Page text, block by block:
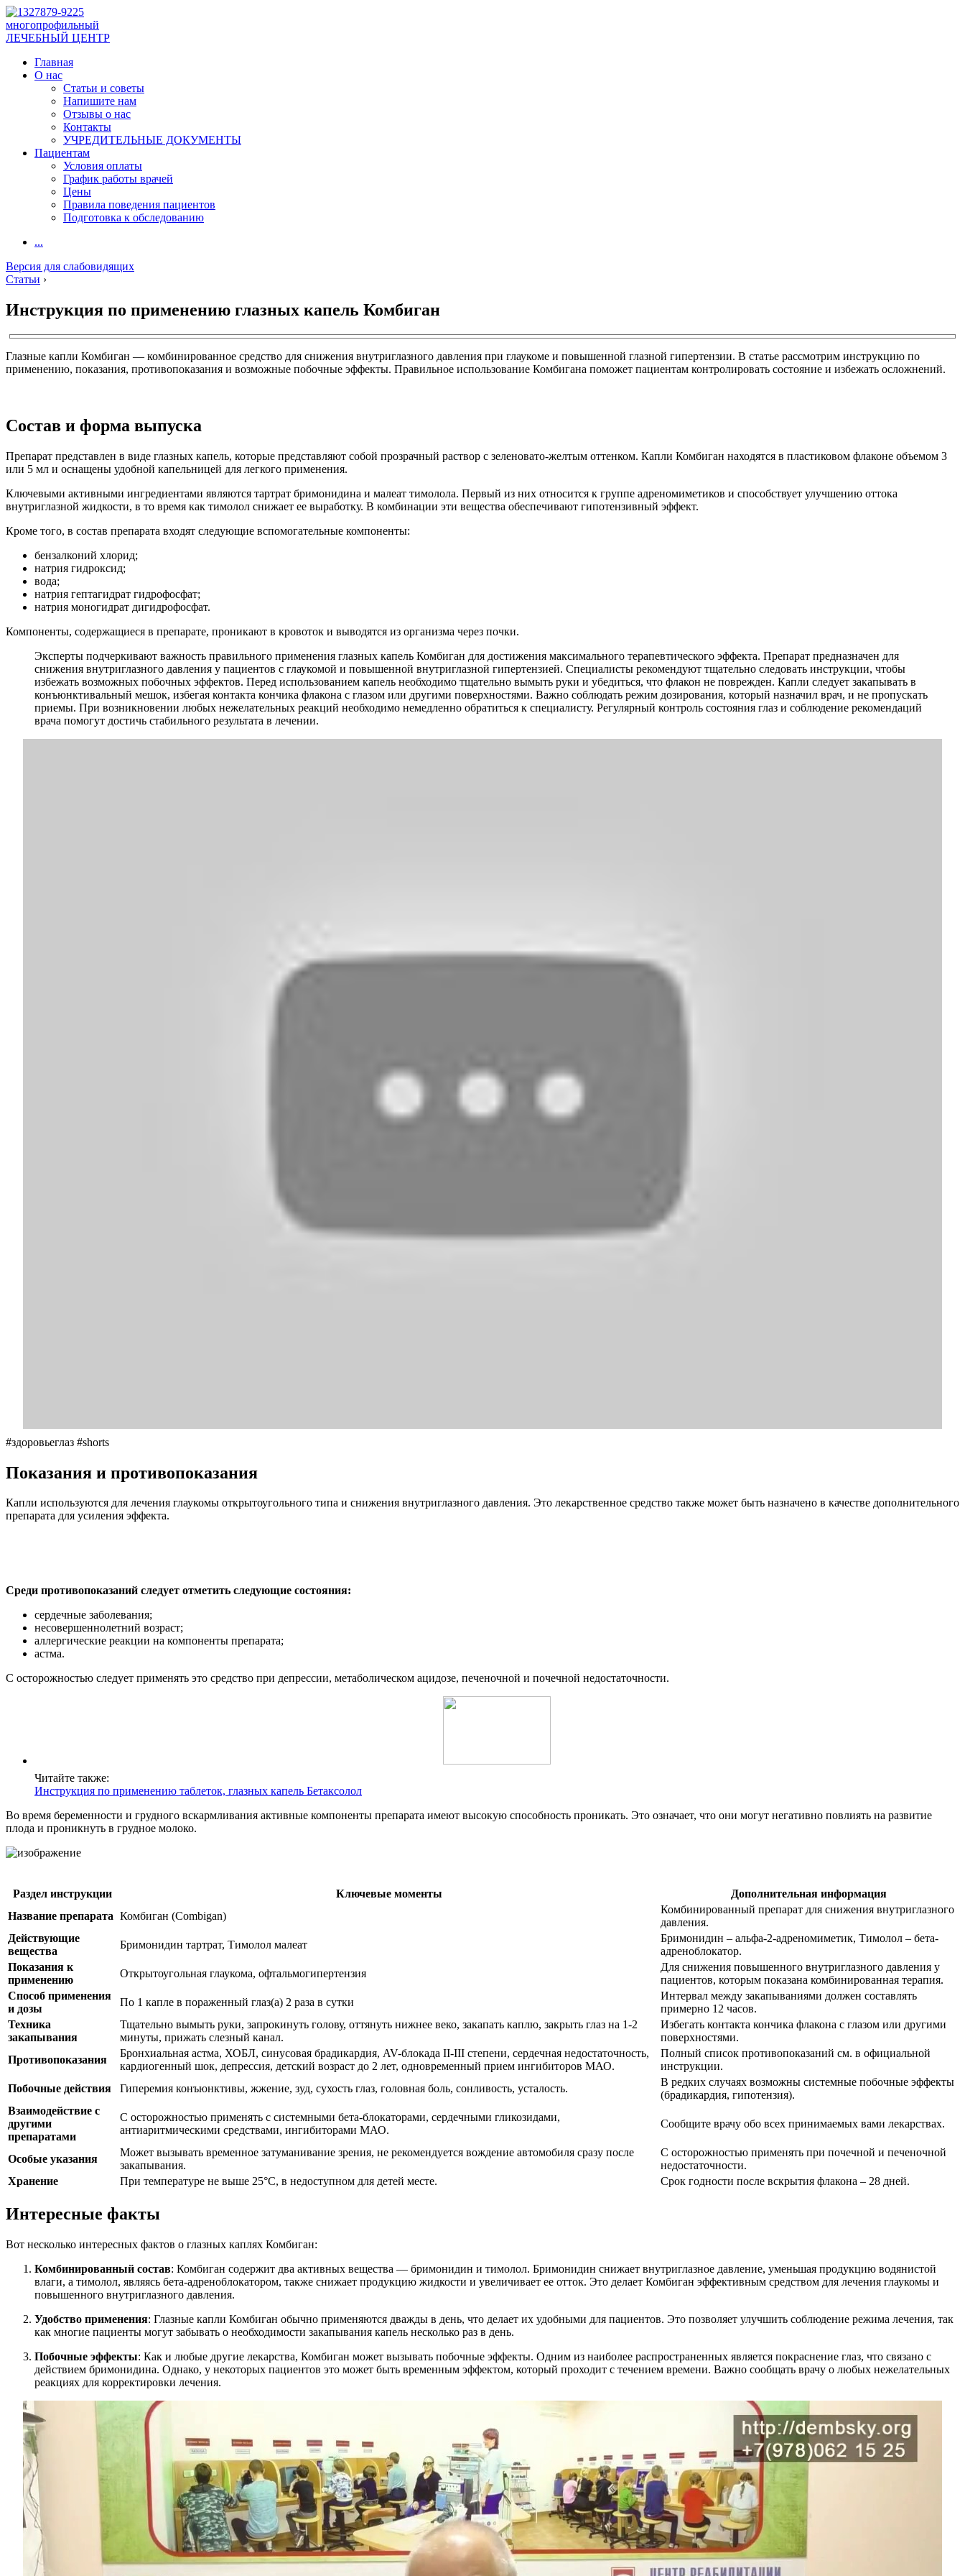
многопрофильный
ЛЕЧЕБНЫЙ ЦЕНТР
Главная
О нас
Статьи и советы
Напишите нам
Отзывы о нас
Контакты
УЧРЕДИТЕЛЬНЫЕ ДОКУМЕНТЫ
Пациентам
Условия оплаты
График работы врачей
Цены
Правила поведения пациентов
Подготовка к обследованию
...
Версия для слабовидящих
Статьи ›
Инструкция по применению глазных капель Комбиган
Глазные капли Комбиган — комбинированное средство для снижения внутриглазного давления при глаукоме и повышенной глазной гипертензии. В статье рассмотрим инструкцию по
применению, показания, противопоказания и возможные побочные эффекты. Правильное использование Комбигана поможет пациентам контролировать состояние и избежать осложнений.
Состав и форма выпуска
Препарат представлен в виде глазных капель, которые представляют собой прозрачный раствор с зеленовато-желтым оттенком. Капли Комбиган находятся в пластиковом флаконе объемом 3
или 5 мл и оснащены удобной капельницей для легкого применения.
Ключевыми активными ингредиентами являются тартрат бримонидина и малеат тимолола. Первый из них относится к группе адреномиметиков и способствует улучшению оттока
внутриглазной жидкости, в то время как тимолол снижает ее выработку. В комбинации эти вещества обеспечивают гипотензивный эффект.
Кроме того, в состав препарата входят следующие вспомогательные компоненты:
бензалконий хлорид;
натрия гидроксид;
вода;
натрия гептагидрат гидрофосфат;
натрия моногидрат дигидрофосфат.
Компоненты, содержащиеся в препарате, проникают в кровоток и выводятся из организма через почки.
Эксперты подчеркивают важность правильного применения глазных капель Комбиган для достижения максимального терапевтического эффекта. Препарат предназначен для
снижения внутриглазного давления у пациентов с глаукомой и повышенной внутриглазной гипертензией. Специалисты рекомендуют тщательно следовать инструкции, чтобы
избежать возможных побочных эффектов. Перед использованием капель необходимо тщательно вымыть руки и убедиться, что флакон не поврежден. Капли следует закапывать в
конъюнктивальный мешок, избегая контакта кончика флакона с глазом или другими поверхностями. Важно соблюдать режим дозирования, который назначил врач, и не пропускать
приемы. При возникновении любых нежелательных реакций необходимо немедленно обратиться к специалисту. Регулярный контроль состояния глаз и соблюдение рекомендаций
врача помогут достичь стабильного результата в лечении.
#здоровьеглаз #shorts
Показания и противопоказания
Капли используются для лечения глаукомы открытоугольного типа и снижения внутриглазного давления. Это лекарственное средство также может быть назначено в качестве дополнительного
препарата для усиления эффекта.
Среди противопоказаний следует отметить следующие состояния:
сердечные заболевания;
несовершеннолетний возраст;
аллергические реакции на компоненты препарата;
астма.
С осторожностью следует применять это средство при депрессии, метаболическом ацидозе, печеночной и почечной недостаточности.
Читайте также:
Инструкция по применению таблеток, глазных капель Бетаксолол
Во время беременности и грудного вскармливания активные компоненты препарата имеют высокую способность проникать. Это означает, что они могут негативно повлиять на развитие
плода и проникнуть в грудное молоко.
Раздел инструкции Ключевые моменты
Дополнительная информация
Название препарата Комбиган (Combigan)
Комбинированный препарат для снижения внутриглазного
давления.
Действующие
вещества
Бримонидин тартрат, Тимолол малеат
Бримонидин – альфа-2-адреномиметик, Тимолол – бета-
адреноблокатор.
Показания к
применению
Открытоугольная глаукома, офтальмогипертензия
Для снижения повышенного внутриглазного давления у
пациентов, которым показана комбинированная терапия.
Способ применения
и дозы
По 1 капле в пораженный глаз(а) 2 раза в сутки
Интервал между закапываниями должен составлять
примерно 12 часов.
Техника
закапывания
Тщательно вымыть руки, запрокинуть голову, оттянуть нижнее веко, закапать каплю, закрыть глаз на 1-2
минуты, прижать слезный канал.
Избегать контакта кончика флакона с глазом или другими
поверхностями.
Противопоказания
Бронхиальная астма, ХОБЛ, синусовая брадикардия, AV-блокада II-III степени, сердечная недостаточность,
кардиогенный шок, депрессия, детский возраст до 2 лет, одновременный прием ингибиторов МАО.
Полный список противопоказаний см. в официальной
инструкции.
Побочные действия
Гиперемия конъюнктивы, жжение, зуд, сухость глаз, головная боль, сонливость, усталость.
В редких случаях возможны системные побочные эффекты
(брадикардия, гипотензия).
Взаимодействие с
другими
препаратами
С осторожностью применять с системными бета-блокаторами, сердечными гликозидами,
антиаритмическими средствами, ингибиторами МАО.
Сообщите врачу обо всех принимаемых вами лекарствах.
Особые указания
Может вызывать временное затуманивание зрения, не рекомендуется вождение автомобиля сразу после
закапывания.
С осторожностью применять при почечной и печеночной
недостаточности.
Хранение
При температуре не выше 25°C, в недоступном для детей месте. Срок годности после вскрытия флакона – 28 дней.
Интересные факты
Вот несколько интересных фактов о глазных каплях Комбиган:
Комбинированный состав: Комбиган содержит два активных вещества — бримонидин и тимолол. Бримонидин снижает внутриглазное давление, уменьшая продукцию водянистой
влаги, а тимолол, являясь бета-адреноблокатором, также снижает продукцию жидкости и увеличивает ее отток. Это делает Комбиган эффективным средством для лечения глаукомы и
повышенного внутриглазного давления.
Удобство применения: Глазные капли Комбиган обычно применяются дважды в день, что делает их удобными для пациентов. Это позволяет улучшить соблюдение режима лечения, так
как многие пациенты могут забывать о необходимости закапывания капель несколько раз в день.
Побочные эффекты: Как и любые другие лекарства, Комбиган может вызывать побочные эффекты. Одним из наиболее распространенных является покраснение глаз, что связано с
действием бримонидина. Однако, у некоторых пациентов это может быть временным эффектом, который проходит с течением времени. Важно сообщать врачу о любых нежелательных
реакциях для корректировки лечения.